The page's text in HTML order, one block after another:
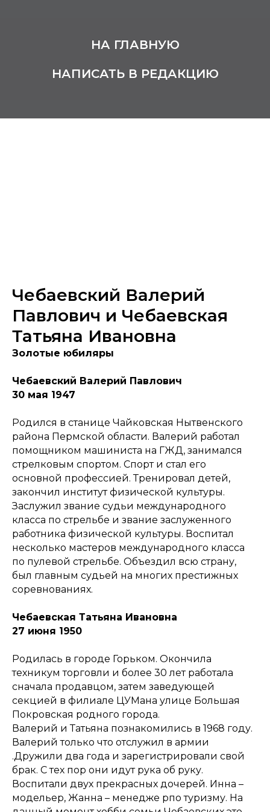
НА ГЛАВНУЮ
НАПИСАТЬ В РЕДАКЦИЮ
Чебаевский Валерий
Павлович и Чебаевская
Татьяна Ивановна
Золотые юбиляры
Чебаевский Валерий Павлович
30 мая 1947
Родился в станице Чайковская Нытвенского
района Пермской области. Валерий работал
помощником машиниста на ГЖД, занимался
стрелковым спортом. Спорт и стал его
основной профессией. Тренировал детей,
закончил институт физической культуры.
Заслужил звание судьи международного
класса по стрельбе и звание заслуженного
работника физической культуры. Воспитал
несколько мастеров международного класса
по пулевой стрельбе. Объездил всю страну,
был главным судьей на многих престижных
соревнованиях.
Чебаевская Татьяна Ивановна
27 июня 1950
Родилась в городе Горьком. Окончила
техникум торговли и более 30 лет работала
сначала продавцом, затем заведующей
секцией в филиале ЦУМана улице Большая
Покровская родного города.
Валерий и Татьяна познакомились в 1968 году.
Валерий только что отслужил в армии
.Дружили два года и зарегистрировали свой
брак. С тех пор они идут рука об руку.
Воспитали двух прекрасных дочерей. Инна –
модельер, Жанна – менедже рпо туризму. На